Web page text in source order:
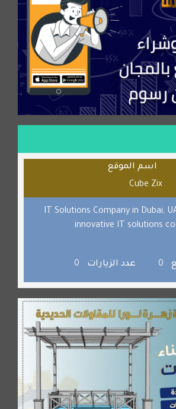
للخدمات المنزلية
الرحمن
الهكرز
للقران الكريم
الترجمة المعتمدة
اسم الموقع
Cube Zix
IT Solutions Company in Dubai,
innovative IT solutions
0 عدد الزيارات 0